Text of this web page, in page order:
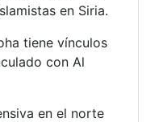
en Siria.
tiene vínculos
con Al
en el norte